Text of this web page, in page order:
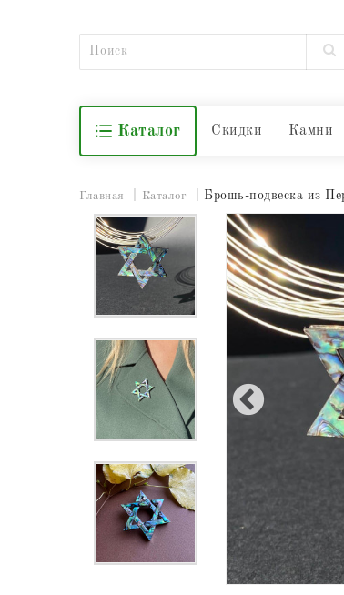
Каталог Скидки Камни
Главная Каталог Брошь-подвеска из